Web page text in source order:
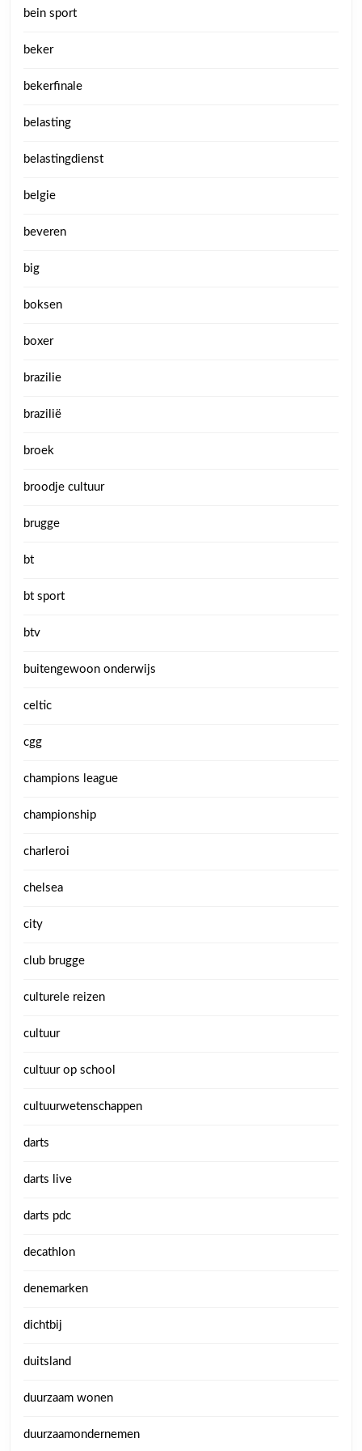
bein sport
beker
bekerfinale
belasting
belastingdienst
belgie
beveren
big
boksen
boxer
brazilie
brazilië
broek
broodje cultuur
brugge
bt
bt sport
btv
buitengewoon onderwijs
celtic
cgg
champions league
championship
charleroi
chelsea
city
club brugge
culturele reizen
cultuur
cultuur op school
cultuurwetenschappen
darts
darts live
darts pdc
decathlon
denemarken
dichtbij
duitsland
duurzaam wonen
duurzaamondernemen